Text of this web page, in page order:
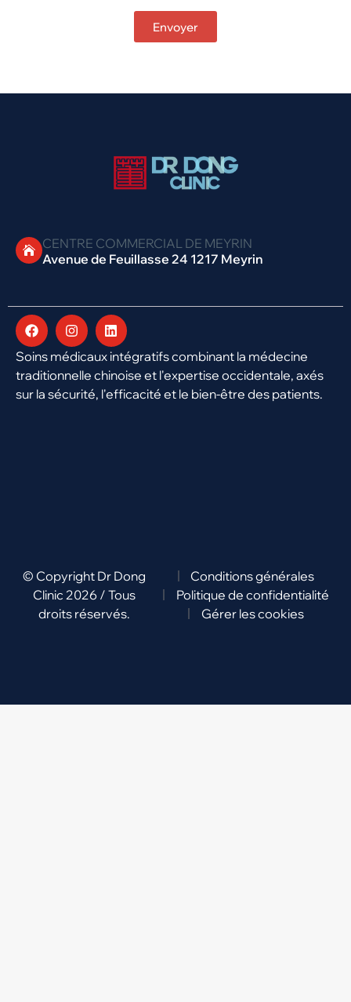
Envoyer
CENTRE COMMERCIAL DE MEYRIN
Avenue de Feuillasse 24 1217 Meyrin
Soins médicaux intégratifs combinant la médecine
traditionnelle chinoise et l'expertise occidentale, axés
sur la sécurité, l'efficacité et le bien-être des patients.
© Copyright Dr Dong
Clinic 2026 / Tous
droits réservés.
Conditions générales
Politique de confidentialité
Gérer les cookies